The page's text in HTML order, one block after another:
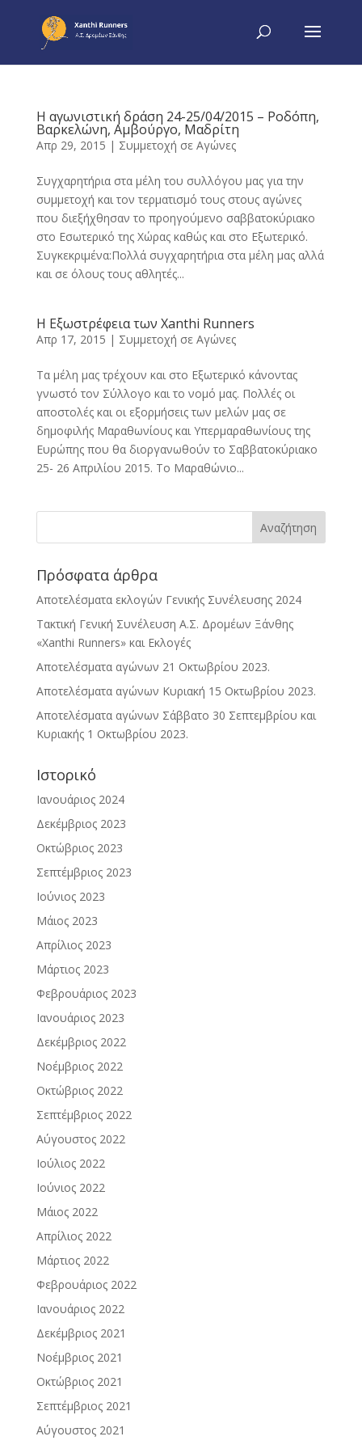
Η αγωνιστική δράση 24-25/04/2015 – Ροδόπη,
Βαρκελώνη, Αμβούργο, Μαδρίτη
Απρ 29, 2015 | Συμμετοχή σε Αγώνες
Συγχαρητήρια στα μέλη του συλλόγου μας για την
συμμετοχή και τον τερματισμό τους στους αγώνες
που διεξήχθησαν το προηγούμενο σαββατοκύριακο
στο Εσωτερικό της Χώρας καθώς και στο Εξωτερικό.
Συγκεκριμένα:Πολλά συγχαρητήρια στα μέλη μας αλλά
και σε όλους τους αθλητές...
Η Εξωστρέφεια των Xanthi Runners
Απρ 17, 2015 | Συμμετοχή σε Αγώνες
Τα μέλη μας τρέχουν και στο Εξωτερικό κάνοντας
γνωστό τον Σύλλογο και το νομό μας. Πολλές οι
αποστολές και οι εξορμήσεις των μελών μας σε
δημοφιλής Μαραθωνίους και Υπερμαραθωνίους της
Ευρώπης που θα διοργανωθούν το Σαββατοκύριακο
25- 26 Απριλίου 2015. Το Μαραθώνιο...
Πρόσφατα άρθρα
Αποτελέσματα εκλογών Γενικής Συνέλευσης 2024
Τακτική Γενική Συνέλευση Α.Σ. Δρομέων Ξάνθης
«Xanthi Runners» και Εκλογές
Αποτελέσματα αγώνων 21 Οκτωβρίου 2023.
Αποτελέσματα αγώνων Κυριακή 15 Οκτωβρίου 2023.
Αποτελέσματα αγώνων Σάββατο 30 Σεπτεμβρίου και
Κυριακής 1 Οκτωβρίου 2023.
Ιστορικό
Ιανουάριος 2024
Δεκέμβριος 2023
Οκτώβριος 2023
Σεπτέμβριος 2023
Ιούνιος 2023
Μάιος 2023
Απρίλιος 2023
Μάρτιος 2023
Φεβρουάριος 2023
Ιανουάριος 2023
Δεκέμβριος 2022
Νοέμβριος 2022
Οκτώβριος 2022
Σεπτέμβριος 2022
Αύγουστος 2022
Ιούλιος 2022
Ιούνιος 2022
Μάιος 2022
Απρίλιος 2022
Μάρτιος 2022
Φεβρουάριος 2022
Ιανουάριος 2022
Δεκέμβριος 2021
Νοέμβριος 2021
Οκτώβριος 2021
Σεπτέμβριος 2021
Αύγουστος 2021